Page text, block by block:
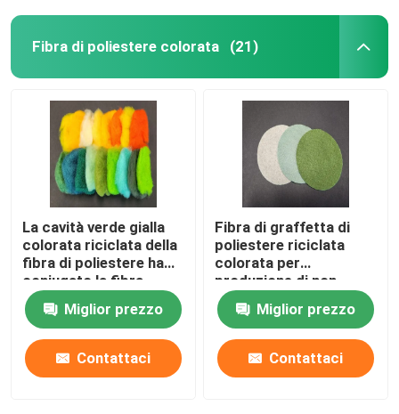
Fibra di poliestere colorata (21)
La cavità verde gialla
colorata riciclata della
fibra di poliestere ha
coniugato la fibra
Miglior prezzo
Contattaci
Fibra di graffetta di
poliestere riciclata
colorata per
produzione di non
tessuto
Miglior prezzo
Contattaci